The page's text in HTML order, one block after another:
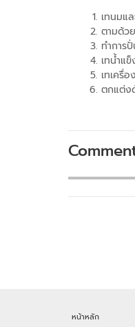
เทนมแ
ตามด้ว
ทำการ
เทน้ำแ
เทเครื่
ตกแต่ง
หน้าหลัก